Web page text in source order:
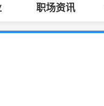
职场资讯